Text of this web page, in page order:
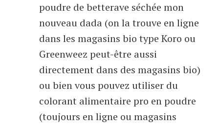
poudre de betterave séchée mon
nouveau dada (on la trouve en ligne
dans les magasins bio type Koro ou
Greenweez peut-être aussi
directement dans des magasins bio)
ou bien vous pouvez utiliser du
colorant alimentaire pro en poudre
(toujours en ligne ou magasins